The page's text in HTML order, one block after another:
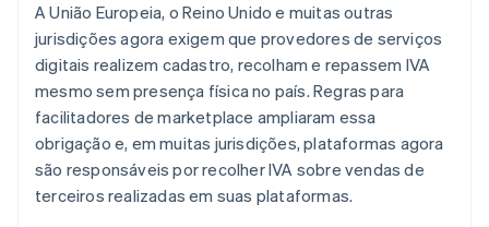
A União Europeia, o Reino Unido e muitas outras
jurisdições agora exigem que provedores de serviços
digitais realizem cadastro, recolham e repassem IVA
mesmo sem presença física no país. Regras para
facilitadores de marketplace ampliaram essa
obrigação e, em muitas jurisdições, plataformas agora
são responsáveis por recolher IVA sobre vendas de
terceiros realizadas em suas plataformas.